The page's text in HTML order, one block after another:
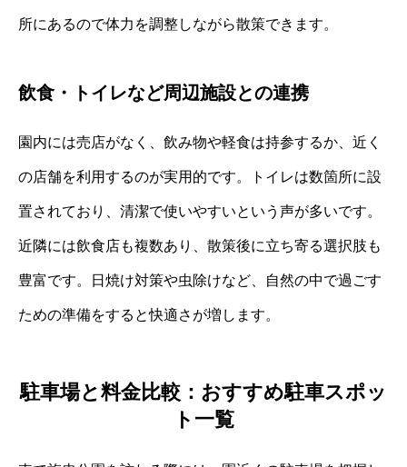
所にあるので体力を調整しながら散策できます。
飲食・トイレなど周辺施設との連携
園内には売店がなく、飲み物や軽食は持参するか、近く
の店舗を利用するのが実用的です。トイレは数箇所に設
置されており、清潔で使いやすいという声が多いです。
近隣には飲食店も複数あり、散策後に立ち寄る選択肢も
豊富です。日焼け対策や虫除けなど、自然の中で過ごす
ための準備をすると快適さが増します。
駐車場と料金比較：おすすめ駐車スポッ
ト一覧